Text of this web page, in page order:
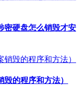
密硬盘怎么销毁才安
的程序和方法）